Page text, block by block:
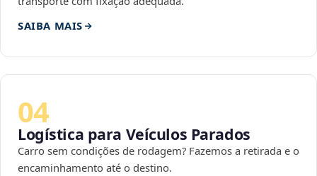
SAIBA MAIS
04
Logística para Veículos Parados
Carro sem condições de rodagem? Fazemos a retirada e o
encaminhamento até o destino.